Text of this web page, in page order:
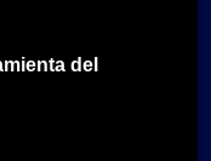
del